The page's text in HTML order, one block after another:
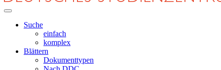
Suche
einfach
komplex
Blättern
Dokumenttypen